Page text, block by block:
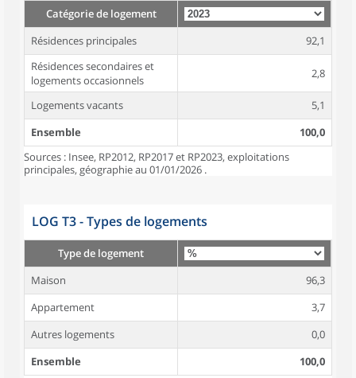
Catégorie de logement
Résidences principales
92,1
Résidences secondaires et
logements occasionnels
2,8
Logements vacants
5,1
Ensemble
100,0
Sources : Insee, RP2012, RP2017 et RP2023, exploitations
principales, géographie au 01/01/2026 .
LOG T3 - Types de logements
Type de logement
Maison
96,3
Appartement
3,7
Autres logements
0,0
Ensemble
100,0